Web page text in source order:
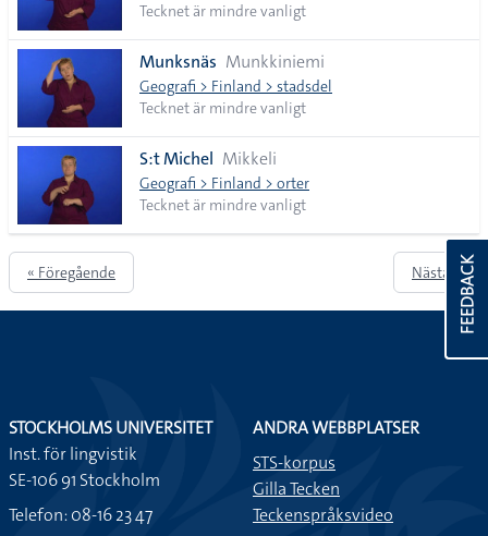
Tecknet är mindre vanligt
Munksnäs Munkkiniemi
Geografi > Finland > stadsdel
Tecknet är mindre vanligt
S:t Michel Mikkeli
Geografi > Finland > orter
Tecknet är mindre vanligt
« Föregående Nästa » FEEDBACK
STOCKHOLMS UNIVERSITET
Inst. för lingvistik
SE-106 91 Stockholm
Telefon: 08-16 23 47
ANDRA WEBBPLATSER
STS-korpus
Gilla Tecken
Teckenspråksvideo